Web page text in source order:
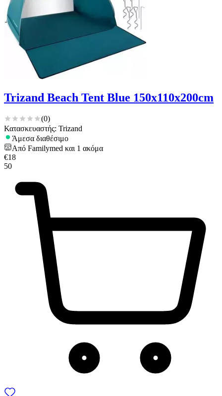
Trizand Beach Tent Blue 150x110x200cm
(0)
Κατασκευαστής: Trizand
Άμεσα διαθέσιμο
Από Familymed και 1 ακόμα
€18
50